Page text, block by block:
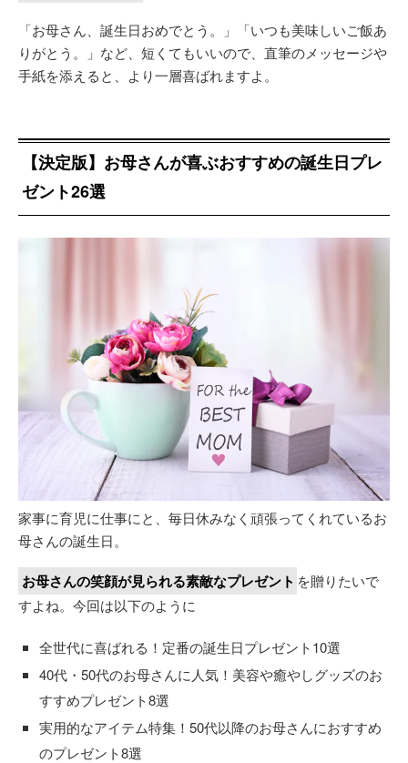
「お母さん、誕生日おめでとう。」「いつも美味しいご飯あ
りがとう。」など、短くてもいいので、直筆のメッセージや
手紙を添えると、より一層喜ばれますよ。
【決定版】お母さんが喜ぶおすすめの誕生日プレ
ゼント26選
家事に育児に仕事にと、毎日休みなく頑張ってくれているお
母さんの誕生日。
お母さんの笑顔が見られる素敵なプレゼント を贈りたいで
すよね。今回は以下のように
全世代に喜ばれる！定番の誕生日プレゼント10選
40代・50代のお母さんに人気！美容や癒やしグッズのお
すすめプレゼント8選
実用的なアイテム特集！50代以降のお母さんにおすすめ
のプレゼント8選